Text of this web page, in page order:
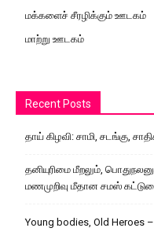
மக்களைச் சீரழிக்கும் ஊடகம்
மாற்று ஊடகம்
Recent Posts
தாய் கிழவி: சாமி, சடங்கு,
தனியுரிமை மீறலும்,
மணமுறிவு மீதான சமஸ்
Young bodies, Old Heroes